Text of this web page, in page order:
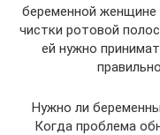
беременной женщине
чистки ротовой
ей нужно
Нужно ли
Когда проблема